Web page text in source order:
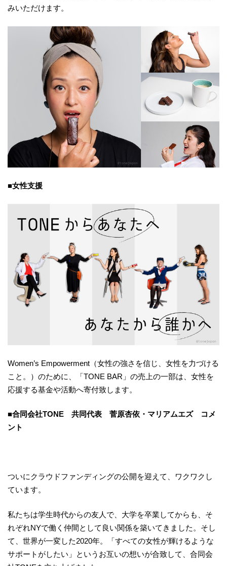
みいただけます。
■女性支援
Women’s Empowerment（女性の強さを信じ、女性を力づける
こと。）のために、「TONE BAR」の売上の一部は、女性を
応援する基金や活動へ寄付致します。
■合同会社TONE 共同代表 菅原杏依・マリアムエズ コメ
ント
ついにクラウドファンディングの公開を迎えて、ワクワクし
ています。
私たちは学生時代からの友人で、大学を卒業してからも、そ
れぞれNYで働く仲間として良い関係を築いてきました。そし
て、世界が一変した2020年。「すべての女性が輝けるような
サポートがしたい」というお互いの想いが合致して、合同会